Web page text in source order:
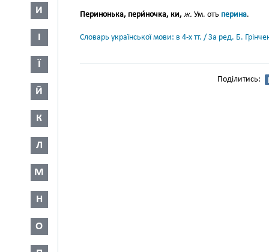
И
І
Ї
Й
К
Л
М
Н
О
Перинонька, пери́ночка, ки, ж. Ум. отъ перина.
Словарь української мови: в 4-х тт. / За ред. Б.
Поділитись: